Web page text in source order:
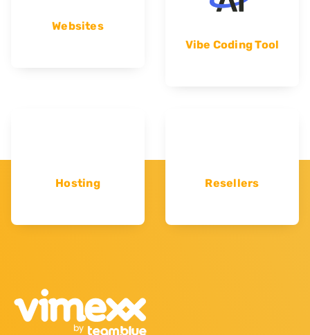
Websites
Vibe Coding Tool
Hosting Resellers